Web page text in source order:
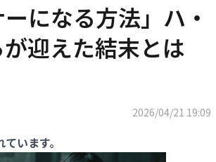
になる方法」ハ・
迎えた結末とは
2026/04/21 19:09
います。